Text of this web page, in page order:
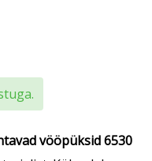
vööpüksid6530